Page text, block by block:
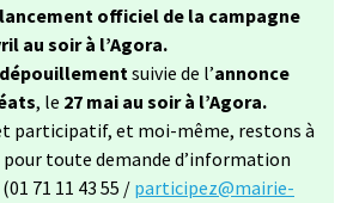
officiel de la campagne
au soir à l’Agora.
suivie de l’annonce
, le 27 mai au soir à l’Agora.
participatif, et moi-même, restons à
toute demande d’information
71 11 43 55 / participez@mairie-